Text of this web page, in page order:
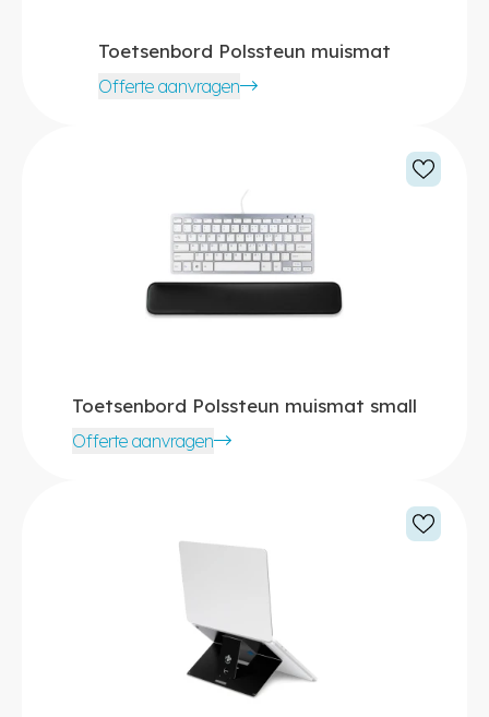
Toetsenbord Polssteun muismat
Offerte aanvragen
Toetsenbord Polssteun muismat small
Offerte aanvragen